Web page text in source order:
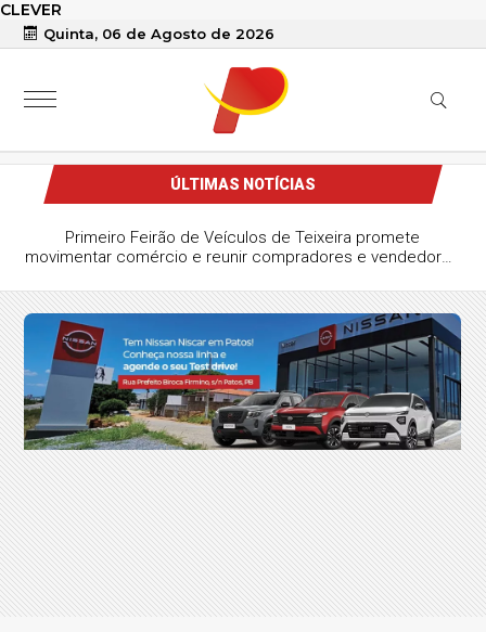
CLEVER
Quinta, 06 de Agosto de 2026
ÚLTIMAS NOTÍCIAS
Primeiro Feirão de Veículos de Teixeira promete
movimentar comércio e reunir compradores e vendedores